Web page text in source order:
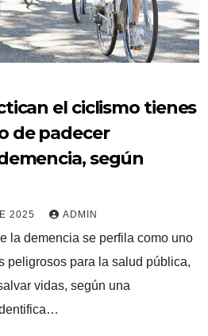
el ciclismo tienes
de padecer
según
2025 ADMIN
la demencia se perfila como uno
peligrosos para la salud pública,
vidas, según una